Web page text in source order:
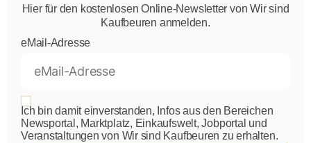
Hier für den kostenlosen Online-Newsletter von Wir sind
Kaufbeuren anmelden.
eMail-Adresse
Ich bin damit einverstanden, Infos aus den Bereichen
Newsportal, Marktplatz, Einkaufswelt, Jobportal und
Veranstaltungen von Wir sind Kaufbeuren zu erhalten.